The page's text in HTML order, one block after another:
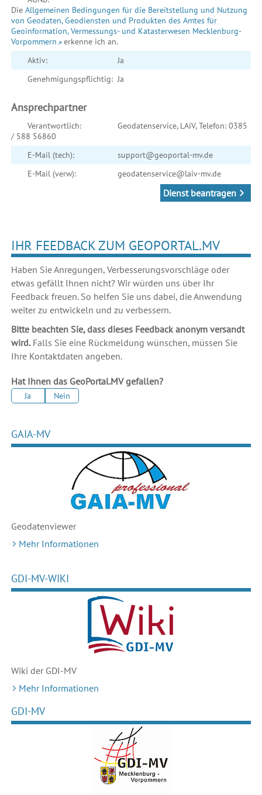
Die Allgemeinen Bedingungen für die Bereitstellung und Nutzung
von Geodaten, Geodiensten und Produkten des Amtes für
Geoinformation, Vermessungs- und Katasterwesen Mecklenburg-
Vorpommern erkenne ich an.
Aktiv:
Ja
Genehmigungspflichtig: Ja
Ansprechpartner
Verantwortlich:
Geodatenservice, LAiV, Telefon: 0385
/ 588 56860
E-Mail (tech):
support@geoportal-mv.de
E-Mail (verw):
geodatenservice@laiv-mv.de
Dienst beantragen
IHR FEEDBACK ZUM GEOPORTAL.MV
Haben Sie Anregungen, Verbesserungsvorschläge oder
etwas gefällt Ihnen nicht? Wir würden uns über Ihr
Feedback freuen. So helfen Sie uns dabei, die Anwendung
weiter zu entwickeln und zu verbessern.
Bitte beachten Sie, dass dieses Feedback anonym versandt
wird.Falls Sie eine Rückmeldung wünschen, müssen Sie
Ihre Kontaktdaten angeben.
Hat Ihnen das GeoPortal.MV gefallen?
Ja Nein
GAIA-MV
Geodatenviewer
Mehr Informationen
GDI-MV-WIKI
Wiki der GDI-MV
Mehr Informationen
GDI-MV